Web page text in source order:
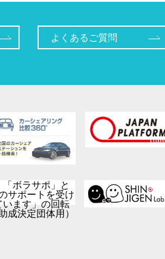
よくあるご質問